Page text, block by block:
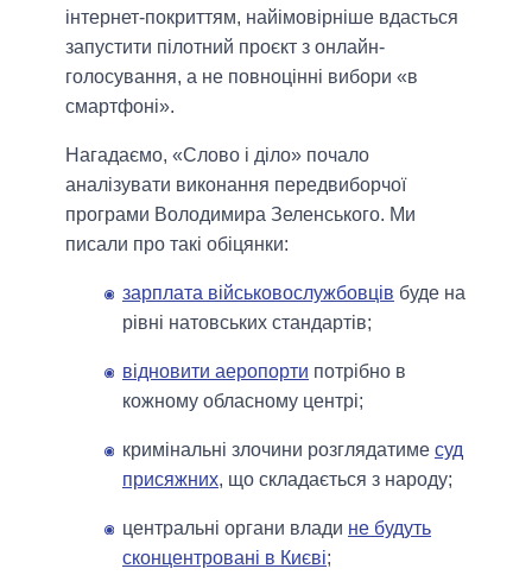
інтернет-покриттям, найімовірніше вдасться
запустити пілотний проєкт з онлайн-
голосування, а не повноцінні вибори «в
смартфоні».
Нагадаємо, «Слово і діло» почало
аналізувати виконання передвиборчої
програми Володимира Зеленського. Ми
писали про такі обіцянки:
зарплата військовослужбовців буде на
рівні натовських стандартів;
відновити аеропорти потрібно в
кожному обласному центрі;
кримінальні злочини розглядатиме суд
присяжних, що складається з народу;
центральні органи влади не будуть
сконцентровані в Києві;